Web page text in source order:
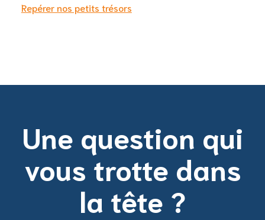
Repérer nos petits trésors
Une question qui
vous trotte dans
la tête ?